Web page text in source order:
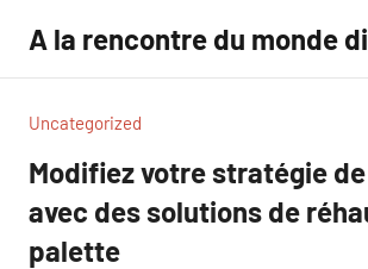
contenu
A la rencontre du monde
Uncategorized
Modifiez votre stratégie
avec des solutions de
palette